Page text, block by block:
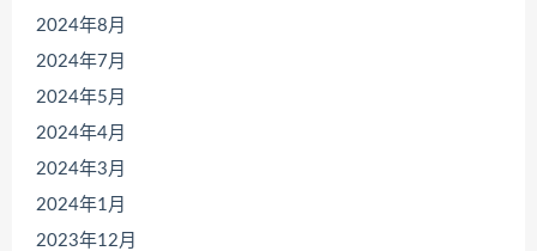
2024年8月
2024年7月
2024年5月
2024年4月
2024年3月
2024年1月
2023年12月